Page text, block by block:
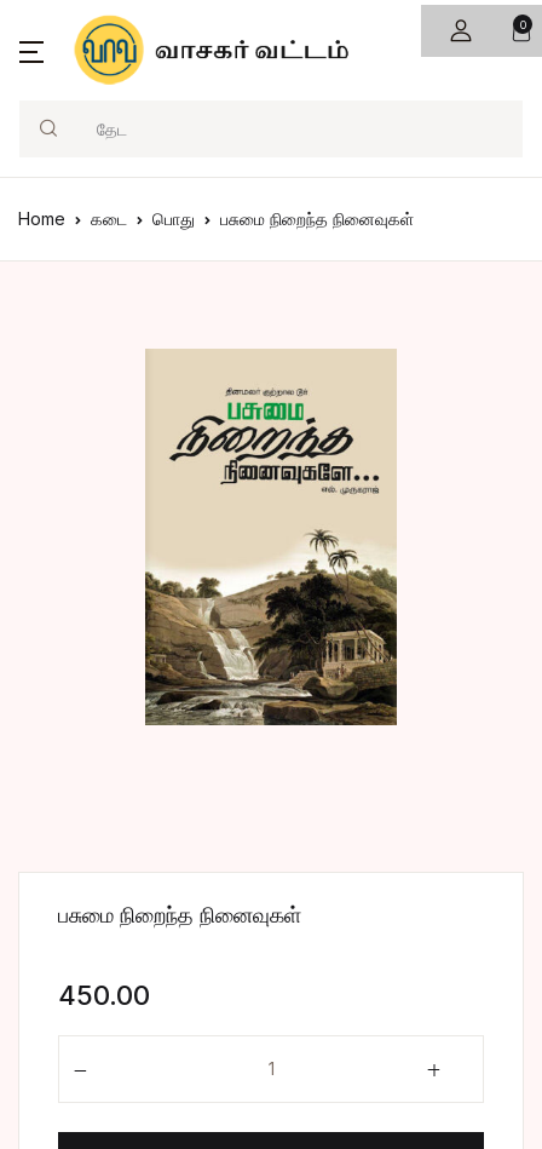
0
Search
Home கடை பொது பசுமை நிறைந்த நினைவுகள்
பசுமை நிறைந்த நினைவுகள்
450.00